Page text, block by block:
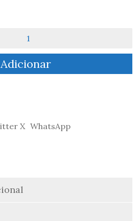
Adicionar
X WhatsApp